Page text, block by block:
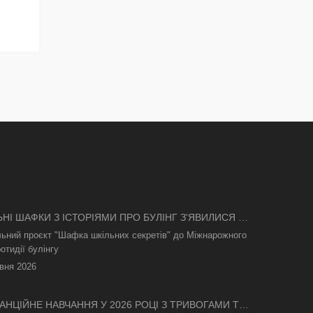
ШАФКИ З ІСТОРІЯМИ ПРО БУЛІНГ З'ЯВИЛИСЯ В
проєкт "Шафка шкільних секретів" до Міжнарожного
булінгу
2026
НАВЧАННЯ У 2026 РОЦІ З ТРИВОГАМИ ТА